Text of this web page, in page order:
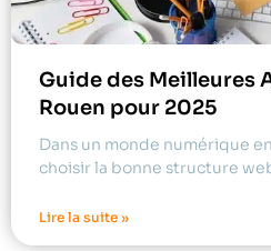
Guide des Meilleures
Rouen pour 2025
Dans un monde numérique
choisir la bonne structure
Lire la suite »